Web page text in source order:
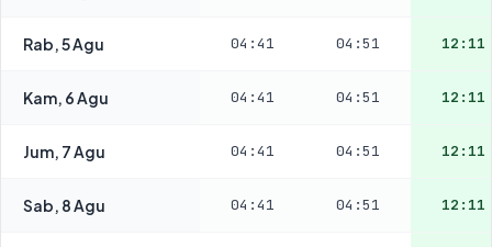
Rab, 5 Agu 04:41 04:51 12:11
Kam, 6 Agu 04:41 04:51 12:11
Jum, 7 Agu 04:41 04:51 12:11
Sab, 8 Agu 04:41 04:51 12:11